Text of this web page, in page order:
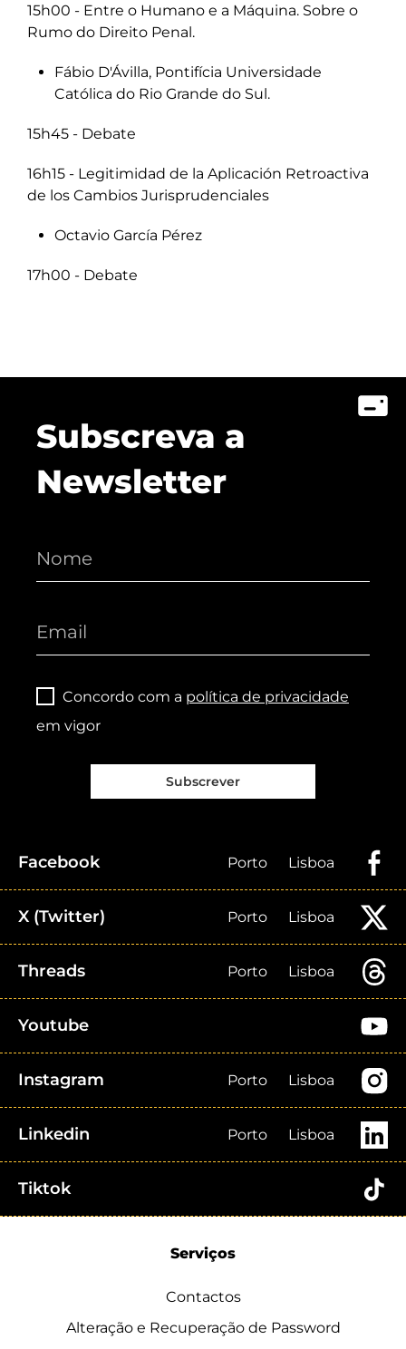
15h00 - Entre o Humano e a Máquina. Sobre o
Rumo do Direito Penal.
Fábio D'Ávilla, Pontifícia Universidade
Católica do Rio Grande do Sul.
15h45 - Debate
16h15 - Legitimidad de la Aplicación Retroactiva
de los Cambios Jurisprudenciales
Octavio García Pérez
17h00 - Debate
Subscreva a
Newsletter
Concordo com a política de privacidade
em vigor
Subscrever
Facebook Porto Lisboa
X (Twitter) Porto Lisboa
Threads Porto Lisboa
Youtube
Instagram Porto Lisboa
Linkedin Porto Lisboa
Tiktok
Serviços
Contactos
Alteração e Recuperação de Password